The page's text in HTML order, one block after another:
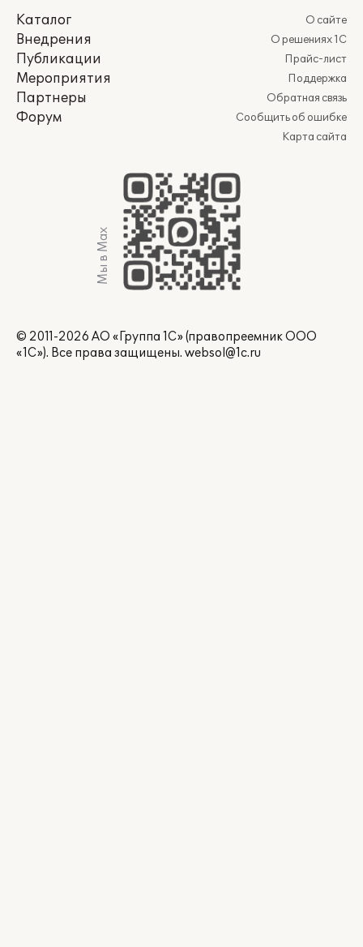
Каталог
Внедрения
Публикации
Мероприятия
Партнеры
Форум
О сайте
О решениях 1С
Прайс-лист
Поддержка
Обратная связь
Сообщить об ошибке
Карта сайта
Мы в Max
© 2011-2026 АО «Группа 1С» (правопреемник ООО
«1С»). Все права защищены. websol@1c.ru